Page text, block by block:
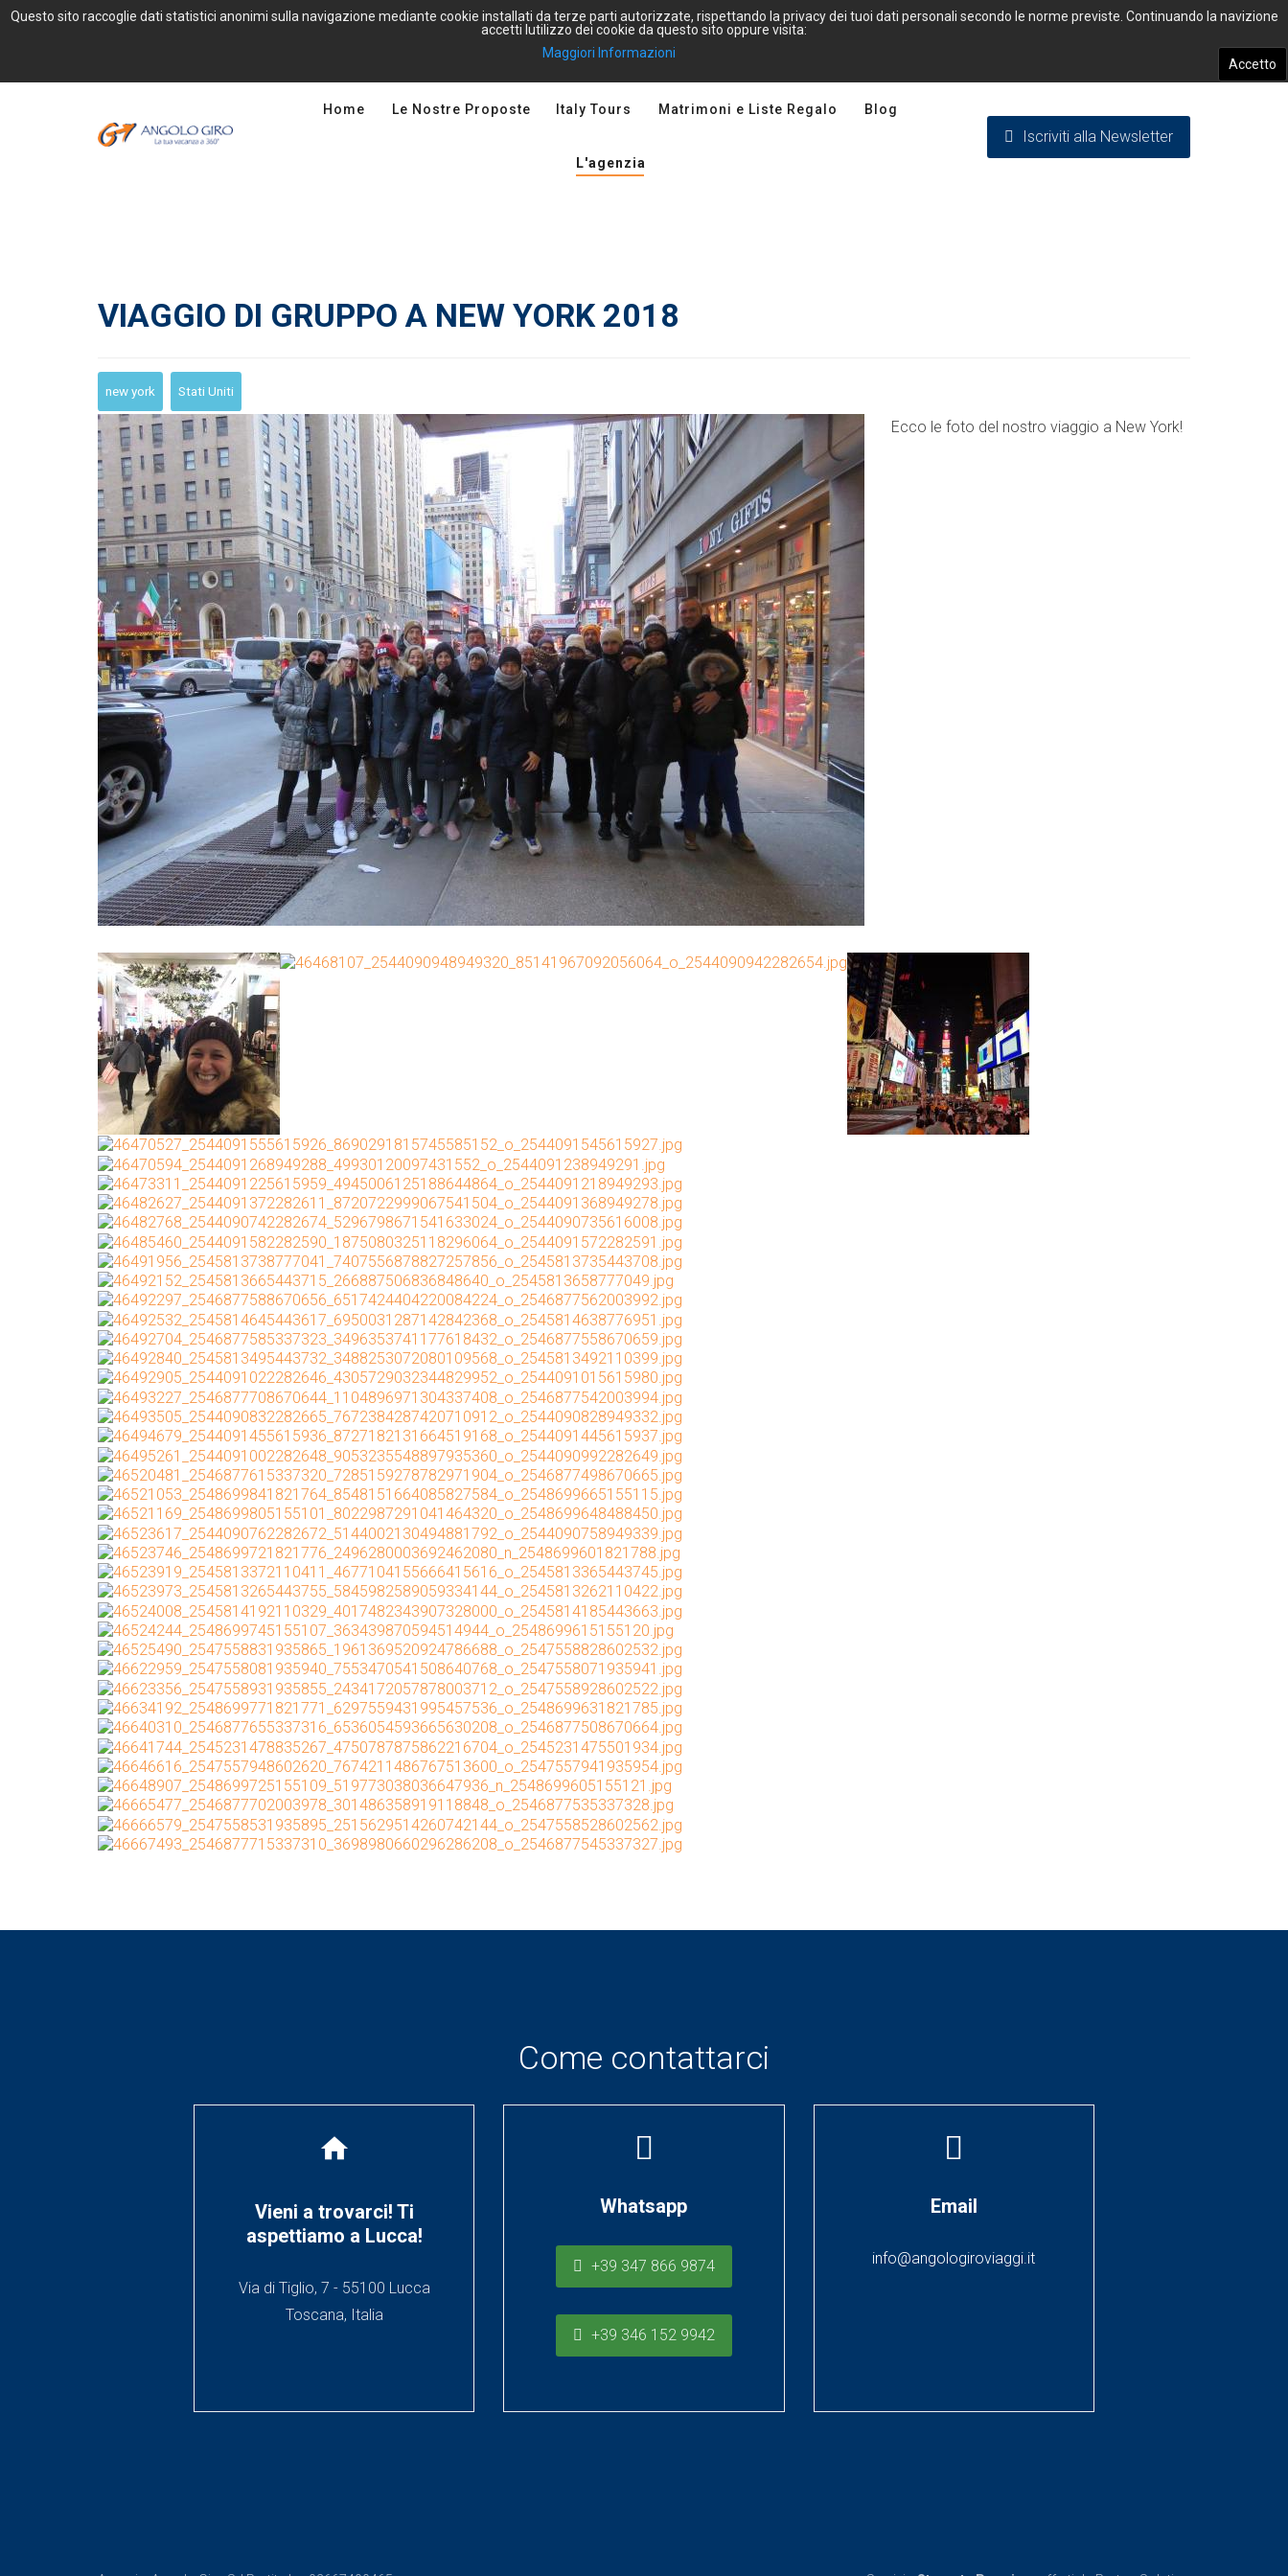
Questo sito raccoglie dati statistici anonimi sulla navigazione mediante cookie installati da terze parti autorizzate, rispettando la privacy dei tuoi dati personali secondo le norme previste. Continuando la navizione
accetti lutilizzo dei cookie da questo sito oppure visita:
Maggiori Informazioni
Accetto
Home Le Nostre Proposte Italy Tours Matrimoni e Liste Regalo Blog
L'agenzia
Iscriviti alla Newsletter
VIAGGIO DI GRUPPO A NEW YORK 2018
new york Stati Uniti
Ecco le foto del nostro viaggio a New York!
Come contattarci
home
Vieni a trovarci! Ti
aspettiamo a Lucca!
Via di Tiglio, 7 - 55100 Lucca
Toscana, Italia
Whatsapp
+39 347 866 9874
+39 346 152 9942
Email
info@angologiroviaggi.it